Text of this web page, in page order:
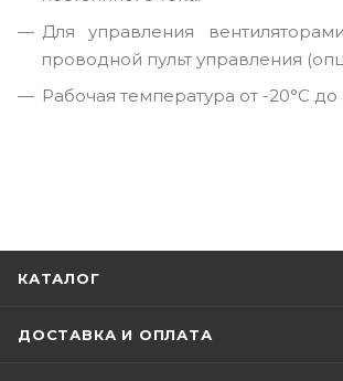
Для управления
проводной пульт управления
Рабочая температура от -20°С до
КАТАЛОГ
ДОСТАВКА И ОПЛАТА